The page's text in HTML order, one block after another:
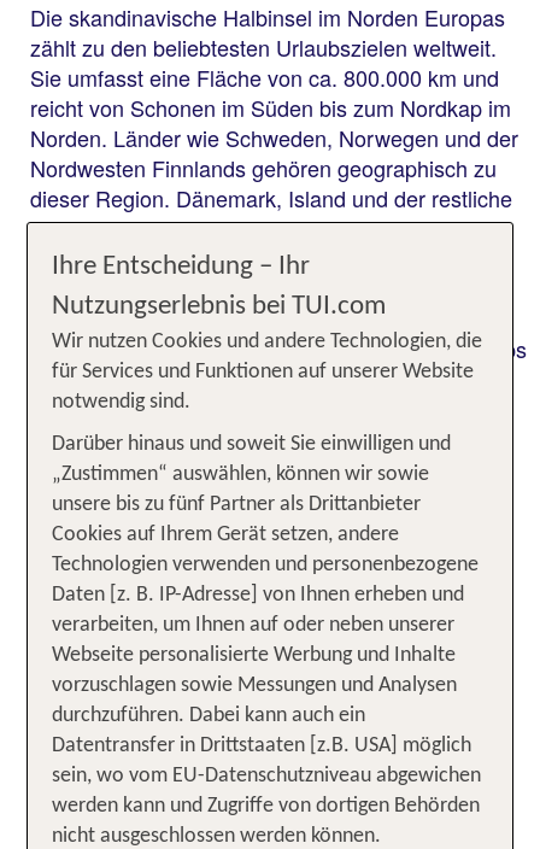
Die skandinavische Halbinsel im Norden Europas
zählt zu den beliebtesten Urlaubszielen weltweit.
Sie umfasst eine Fläche von ca. 800.000 km und
reicht von Schonen im Süden bis zum Nordkap im
Norden. Länder wie Schweden, Norwegen und der
Nordwesten Finnlands gehören geographisch zu
dieser Region. Dänemark, Island und der restliche
Teil von Finnland werden nur im historischen und
kulturellen Sinne zu Skandinavien gezählt. Aber
eines haben all diese Länder gemeinsam: Sie
bieten dir ein kontrastreiches Erlebnisprogramm!
Die endlose und unberührte Natur lädt zu Roadtrips
und Camping ein. Metropole wie Stockholm,
Helsinki, Kopenhagen oder Oslo faszinieren mit
nordischem Charme und einer spannenden
Kombination aus Architektur und Kultur.
Skandinaviens ländliche Regionen bieten sich
besonders für Naturliebhaber, Aktivurlauber und
Ruhesuchende an. Ob Norwegens Fjorde, die
endlosen Nordseestrände in Dänemark, Finnlands
Seenplatte oder die weiten Wälder Schwedens –
hier findet jeder seinen persönlichen Rückzugsort.
Besonders auch für Familien garantiert
Skandinavien einen Urlaub voller unvergesslicher
Erlebnisse. Von Badeurlaub bis Freizeitparks gibt
es unzählige Attraktionen für Groß und Klein! Wir
geben dir hier einen kurzen Überblick über die
schönsten Regionen, touristischen Highlights und
Ihre Entscheidung – Ihr
Nutzungserlebnis bei TUI.com
Wir nutzen Cookies und andere Technologien, die
für Services und Funktionen auf unserer Website
notwendig sind.
Darüber hinaus und soweit Sie einwilligen und
„Zustimmen“ auswählen, können wir sowie
unsere bis zu fünf Partner als Drittanbieter
Cookies auf Ihrem Gerät setzen, andere
Technologien verwenden und personenbezogene
Daten [z. B. IP-Adresse] von Ihnen erheben und
verarbeiten, um Ihnen auf oder neben unserer
Webseite personalisierte Werbung und Inhalte
vorzuschlagen sowie Messungen und Analysen
durchzuführen. Dabei kann auch ein
Datentransfer in Drittstaaten [z.B. USA] möglich
sein, wo vom EU-Datenschutzniveau abgewichen
werden kann und Zugriffe von dortigen Behörden
nicht ausgeschlossen werden können.